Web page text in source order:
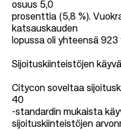
osuus 5,0
prosenttia (5,8 %).
katsauskauden
lopussa oli yhteensä
Sijoituskiinteistöjen
Citycon soveltaa
40
-standardin mukaista
sijoituskiinteistöjen